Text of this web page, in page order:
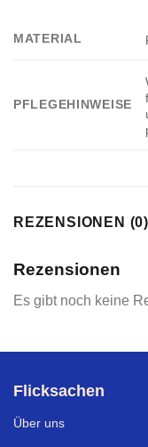
MATERIAL
PFLEGEHINWEISE
REZENSIONEN (0)
Rezensionen
Es gibt noch keine
Flicksachen
Über uns